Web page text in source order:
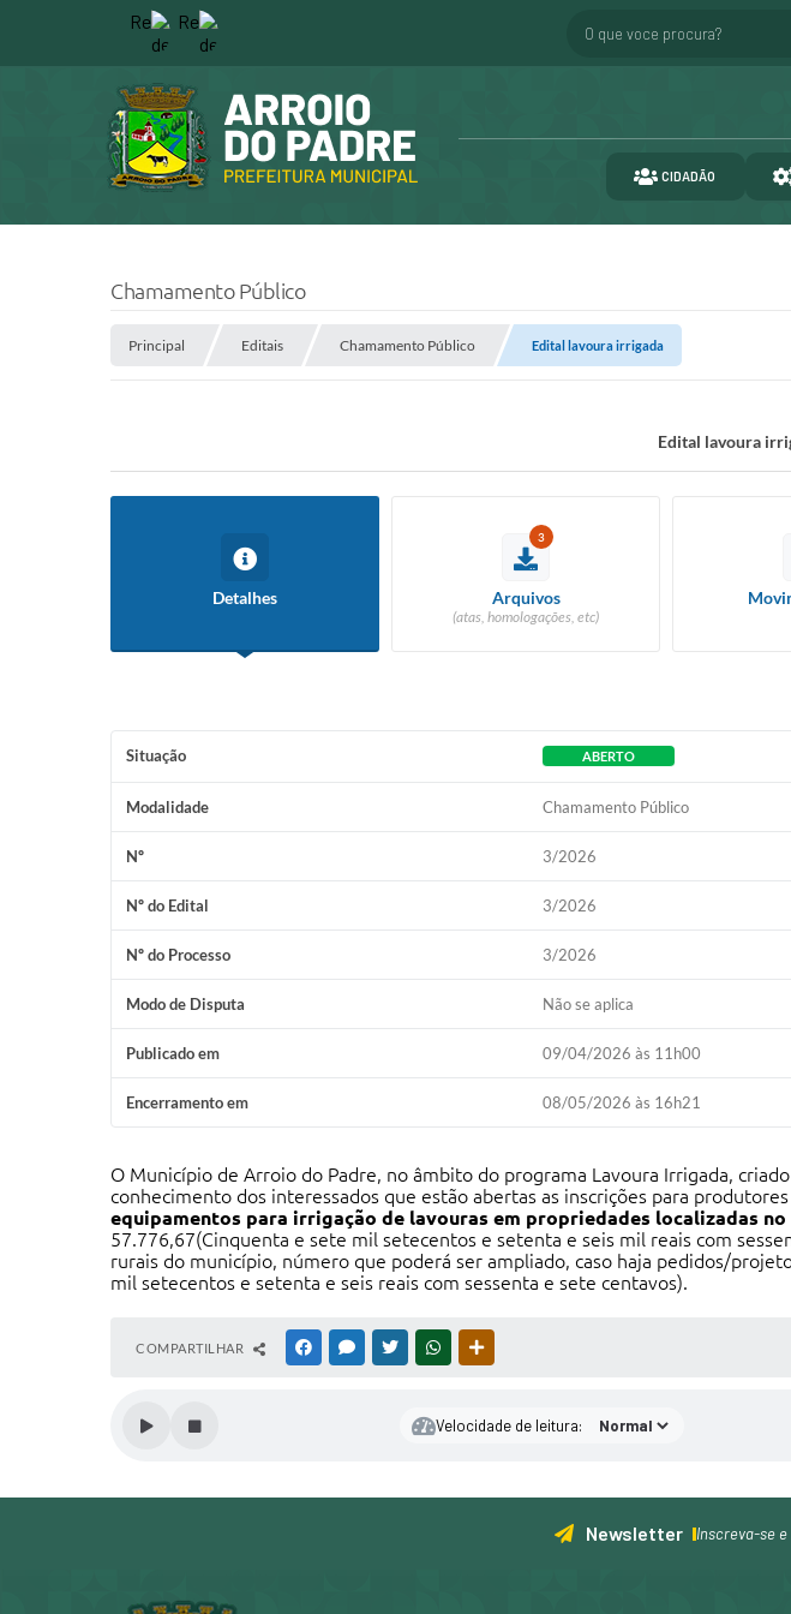
O que voce procura?
CIDADÃO
Chamamento Público
Principal Editais Chamamento Público Edital lavoura irrigada
Edital lavoura
Detalhes
3
Arquivos
(atas, homologações, etc)
Situação ABERTO
Modalidade Chamamento Público
Nº 3/2026
Nº do Edital 3/2026
Nº do Processo 3/2026
Modo de Disputa Não se aplica
Publicado em 09/04/2026 às 11h00
Encerramento em 08/05/2026 às 16h21
O Município de Arroio do Padre, no âmbito do programa Lavoura Irrigada,
conhecimento dos interessados que estão abertas as inscrições para
equipamentos para irrigação de lavouras em propriedades localizadas
57.776,67(Cinquenta e sete mil setecentos e setenta e seis mil reais com
rurais do município, número que poderá ser ampliado, caso haja pedidos/
mil setecentos e setenta e seis reais com sessenta e sete centavos).
COMPARTILHAR FACEBOOKMESSENGER
TWITTERWHATSAPP
Velocidade de leitura:
Newsletter Inscreva-se